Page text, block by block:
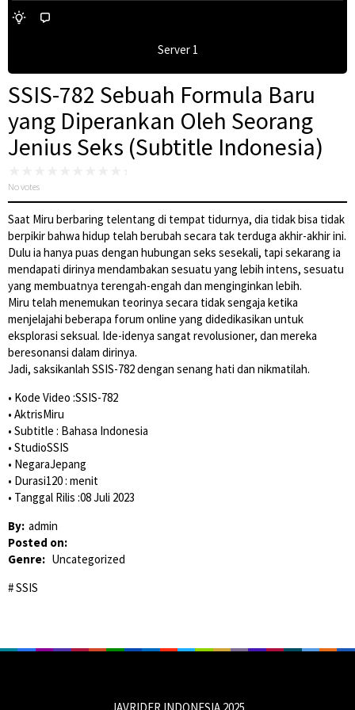
Server 1
SSIS-782 Sebuah Formula Baru
yang Diperankan Oleh Seorang
Jenius Seks (Subtitle Indonesia)
No votes
Saat Miru berbaring telentang di tempat tidurnya, dia tidak bisa tidak
berpikir bahwa hidup telah berubah secara tak terduga akhir-akhir ini.
Dulu ia hanya puas dengan hubungan seks sesekali, tapi sekarang ia
mendapati dirinya mendambakan sesuatu yang lebih intens, sesuatu
yang membuatnya terengah-engah dan menginginkan lebih.
Miru telah menemukan teorinya secara tidak sengaja ketika
menjelajahi beberapa forum online yang didedikasikan untuk
eksplorasi seksual. Ide-idenya sangat revolusioner, dan mereka
beresonansi dalam dirinya.
Jadi, saksikanlah SSIS-782 dengan senang hati dan nikmatilah.
• Kode Video :SSIS-782
• AktrisMiru
• Subtitle : Bahasa Indonesia
• StudioSSIS
• NegaraJepang
• Durasi120 : menit
• Tanggal Rilis :08 Juli 2023
By: admin
Posted on:
Genre: Uncategorized
SSIS